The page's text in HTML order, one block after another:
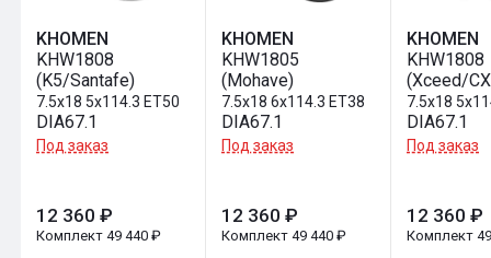
KHOMEN
KHW1808
(K5/Santafe)
7.5x18 5x114.3 ET50
DIA67.1
Под заказ
12 360 ₽
Комплект 49 440 ₽
KHOMEN
KHW1805
(Mohave)
7.5x18 6x114.3 ET38
DIA67.1
Под заказ
12 360 ₽
Комплект 49 440 ₽
KHOMEN
KHW1808
(Xceed/
7.5x18
DIA67.1
Под заказ
12 360 ₽
Комплект